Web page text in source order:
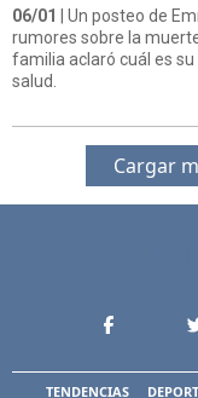
06/01
| Un posteo de
rumores sobre la
familia aclaró cuál es
salud.
Cargar
TENDENCIAS